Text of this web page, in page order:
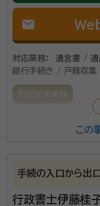
mail
対応業務：
遺言書 /
銀行手続き / 戸籍収集
初回面談無料
法定相続や代襲相
のやらなければい
常に複雑で途中で
この
手続の入口から出
行政書士伊藤桂